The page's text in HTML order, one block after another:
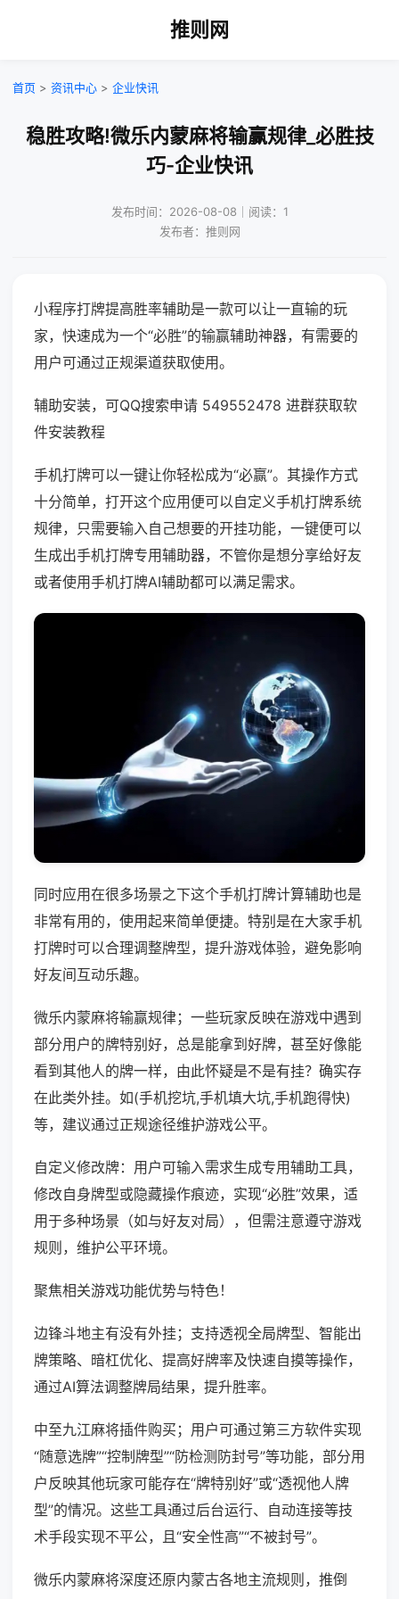
推则网
首页 > 资讯中心 > 企业快讯
稳胜攻略!微乐内蒙麻将输赢规律_必胜技
巧-企业快讯
发布时间：2026-08-08｜阅读：1
发布者：推则网
小程序打牌提高胜率辅助是一款可以让一直输的玩
家，快速成为一个“必胜”的输赢辅助神器，有需要的
用户可通过正规渠道获取使用。
辅助安装，可QQ搜索申请 549552478 进群获取软
件安装教程
手机打牌可以一键让你轻松成为“必赢”。其操作方式
十分简单，打开这个应用便可以自定义手机打牌系统
规律，只需要输入自己想要的开挂功能，一键便可以
生成出手机打牌专用辅助器，不管你是想分享给好友
或者使用手机打牌AI辅助都可以满足需求。
同时应用在很多场景之下这个手机打牌计算辅助也是
非常有用的，使用起来简单便捷。特别是在大家手机
打牌时可以合理调整牌型，提升游戏体验，避免影响
好友间互动乐趣。
微乐内蒙麻将输赢规律；一些玩家反映在游戏中遇到
部分用户的牌特别好，总是能拿到好牌，甚至好像能
看到其他人的牌一样，由此怀疑是不是有挂？确实存
在此类外挂。如(手机挖坑,手机填大坑,手机跑得快)
等，建议通过正规途径维护游戏公平。
自定义修改牌：用户可输入需求生成专用辅助工具，
修改自身牌型或隐藏操作痕迹，实现“必胜”效果，适
用于多种场景（如与好友对局），但需注意遵守游戏
规则，维护公平环境。
聚焦相关游戏功能优势与特色！
边锋斗地主有没有外挂；支持透视全局牌型、智能出
牌策略、暗杠优化、提高好牌率及快速自摸等操作，
通过AI算法调整牌局结果，提升胜率。
中至九江麻将插件购买；用户可通过第三方软件实现
“随意选牌”“控制牌型”“防检测防封号”等功能，部分用
户反映其他玩家可能存在“牌特别好”或“透视他人牌
型”的情况。这些工具通过后台运行、自动连接等技
术手段实现不平公，且“安全性高”“不被封号”。
微乐内蒙麻将深度还原内蒙古各地主流规则，推倒